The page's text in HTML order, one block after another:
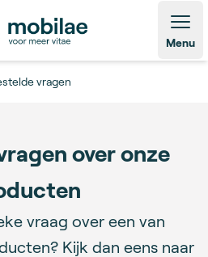
Menu
vragen
over onze
vraag over een van
Kijk dan eens naar